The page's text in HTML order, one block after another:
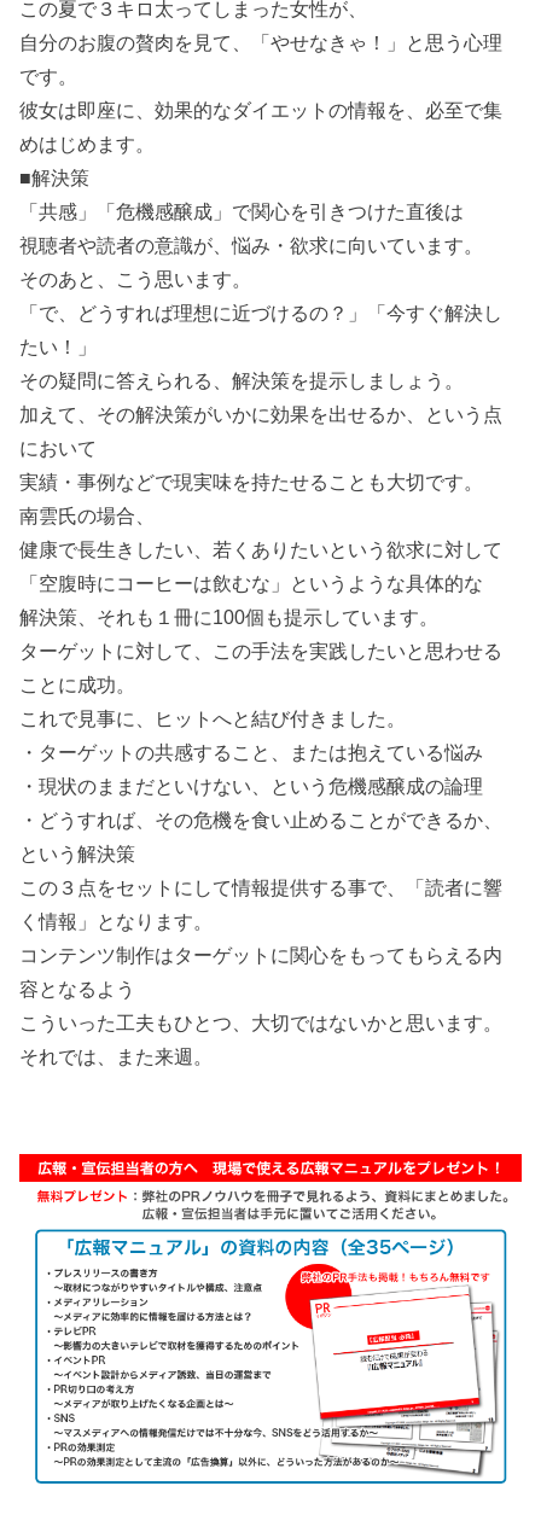
この夏で３キロ太ってしまった女性が、
自分のお腹の贅肉を見て、「やせなきゃ！」と思う心理
です。
彼女は即座に、効果的なダイエットの情報を、必至で集
めはじめます。
■解決策
「共感」「危機感醸成」で関心を引きつけた直後は
視聴者や読者の意識が、悩み・欲求に向いています。
そのあと、こう思います。
「で、どうすれば理想に近づけるの？」「今すぐ解決し
たい！」
その疑問に答えられる、解決策を提示しましょう。
加えて、その解決策がいかに効果を出せるか、という点
において
実績・事例などで現実味を持たせることも大切です。
南雲氏の場合、
健康で長生きしたい、若くありたいという欲求に対して
「空腹時にコーヒーは飲むな」というような具体的な
解決策、それも１冊に100個も提示しています。
ターゲットに対して、この手法を実践したいと思わせる
ことに成功。
これで見事に、ヒットへと結び付きました。
・ターゲットの共感すること、または抱えている悩み
・現状のままだといけない、という危機感醸成の論理
・どうすれば、その危機を食い止めることができるか、
という解決策
この３点をセットにして情報提供する事で、「読者に響
く情報」となります。
コンテンツ制作はターゲットに関心をもってもらえる内
容となるよう
こういった工夫もひとつ、大切ではないかと思います。
それでは、また来週。